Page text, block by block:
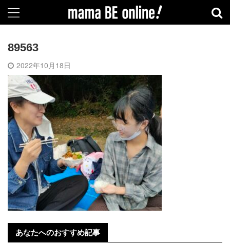
89563
2022年10月18日
あなたへのおすすめ記事